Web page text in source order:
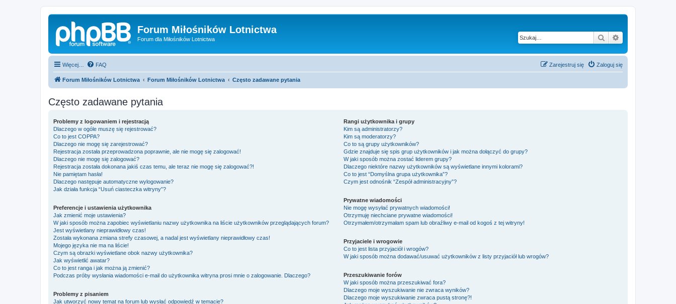
Forum Miłośników Lotnictwa
Forum dla Miłośników Lotnictwa Szukaj
Więcej… FAQ Zaloguj się
Zarejestruj się
Forum Miłośników Lotnictwa Forum Miłośników Lotnictwa Często zadawane pytania
Często zadawane pytania
Problemy z logowaniem i rejestracją
Dlaczego w ogóle muszę się rejestrować?
Co to jest COPPA?
Dlaczego nie mogę się zarejestrować?
Rejestracja została przeprowadzona poprawnie, ale nie mogę się zalogować!
Dlaczego nie mogę się zalogować?
Rejestracja została dokonana jakiś czas temu, ale teraz nie mogę się zalogować?!
Nie pamiętam hasła!
Dlaczego następuje automatyczne wylogowanie?
Jak działa funkcja “Usuń ciasteczka witryny”?
Preferencje i ustawienia użytkownika
Jak zmienić moje ustawienia?
W jaki sposób można zapobiec wyświetlaniu nazwy użytkownika na liście użytkowników przeglądających forum?
Jest wyświetlany nieprawidłowy czas!
Została wykonana zmiana strefy czasowej, a nadal jest wyświetlany nieprawidłowy czas!
Mojego języka nie ma na liście!
Czym są obrazki wyświetlane obok nazwy użytkownika?
Jak wyświetlić awatar?
Co to jest ranga i jak można ją zmienić?
Podczas próby wysłania wiadomości e-mail do użytkownika witryna prosi mnie o zalogowanie. Dlaczego?
Problemy z pisaniem
Jak utworzyć nowy temat na forum lub wysłać odpowiedź w temacie?
Rangi użytkownika i grupy
Kim są administratorzy?
Kim są moderatorzy?
Co to są grupy użytkowników?
Gdzie znajduje się spis grup użytkowników i jak można dołączyć do grupy?
W jaki sposób można zostać liderem grupy?
Dlaczego niektóre nazwy użytkowników są wyświetlane innymi kolorami?
Co to jest “Domyślna grupa użytkownika”?
Czym jest odnośnik “Zespół administracyjny”?
Prywatne wiadomości
Nie mogę wysyłać prywatnych wiadomości!
Otrzymuję niechciane prywatne wiadomości!
Otrzymałem/otrzymałam spam lub obraźliwy e-mail od kogoś z tej witryny!
Przyjaciele i wrogowie
Co to jest lista przyjaciół i wrogów?
W jaki sposób można dodawać/usuwać użytkowników z listy przyjaciół lub wrogów?
Przeszukiwanie forów
W jaki sposób można przeszukiwać fora?
Dlaczego moje wyszukiwanie nie zwraca wyników?
Dlaczego moje wyszukiwanie zwraca pustą stronę?!